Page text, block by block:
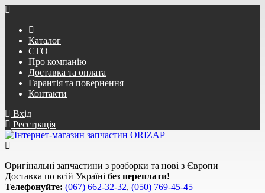
Каталог
СТО
Про компанію
Доставка та оплата
Гарантія та повернення
Контакти
Вхід
Реєстрація
Оригінальні запчастини з розборки та нові з Європи
Доставка по всій Україні без переплати!
Телефонуйте: (067) 662-32-32, (050) 769-45-45